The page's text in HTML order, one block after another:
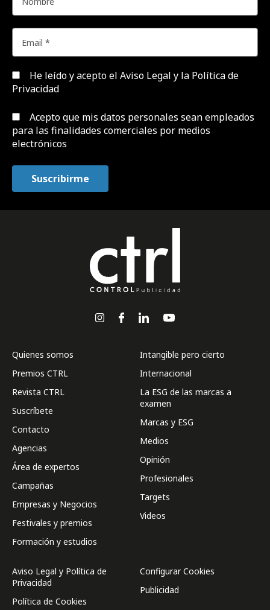
He leído y acepto el Aviso Legal y la Política de
Privacidad
Acepto que mis datos personales sean empleados
para las finalidades comerciales por medios
electrónicos
Quienes somos
Premios CTRL
Revista CTRL
Suscríbete
Contacto
Agencias
Área de expertos
Campañas
Empresas y Negocios
Festivales y premios
Formación y estudios
Intangible pero cierto
Internacional
La ESG de las marcas a
examen
Marcas y ESG
Medios
Opinión
Profesionales
Targets
Videos
Aviso Legal y Política de
Privacidad
Política de Cookies
Configurar Cookies
Publicidad